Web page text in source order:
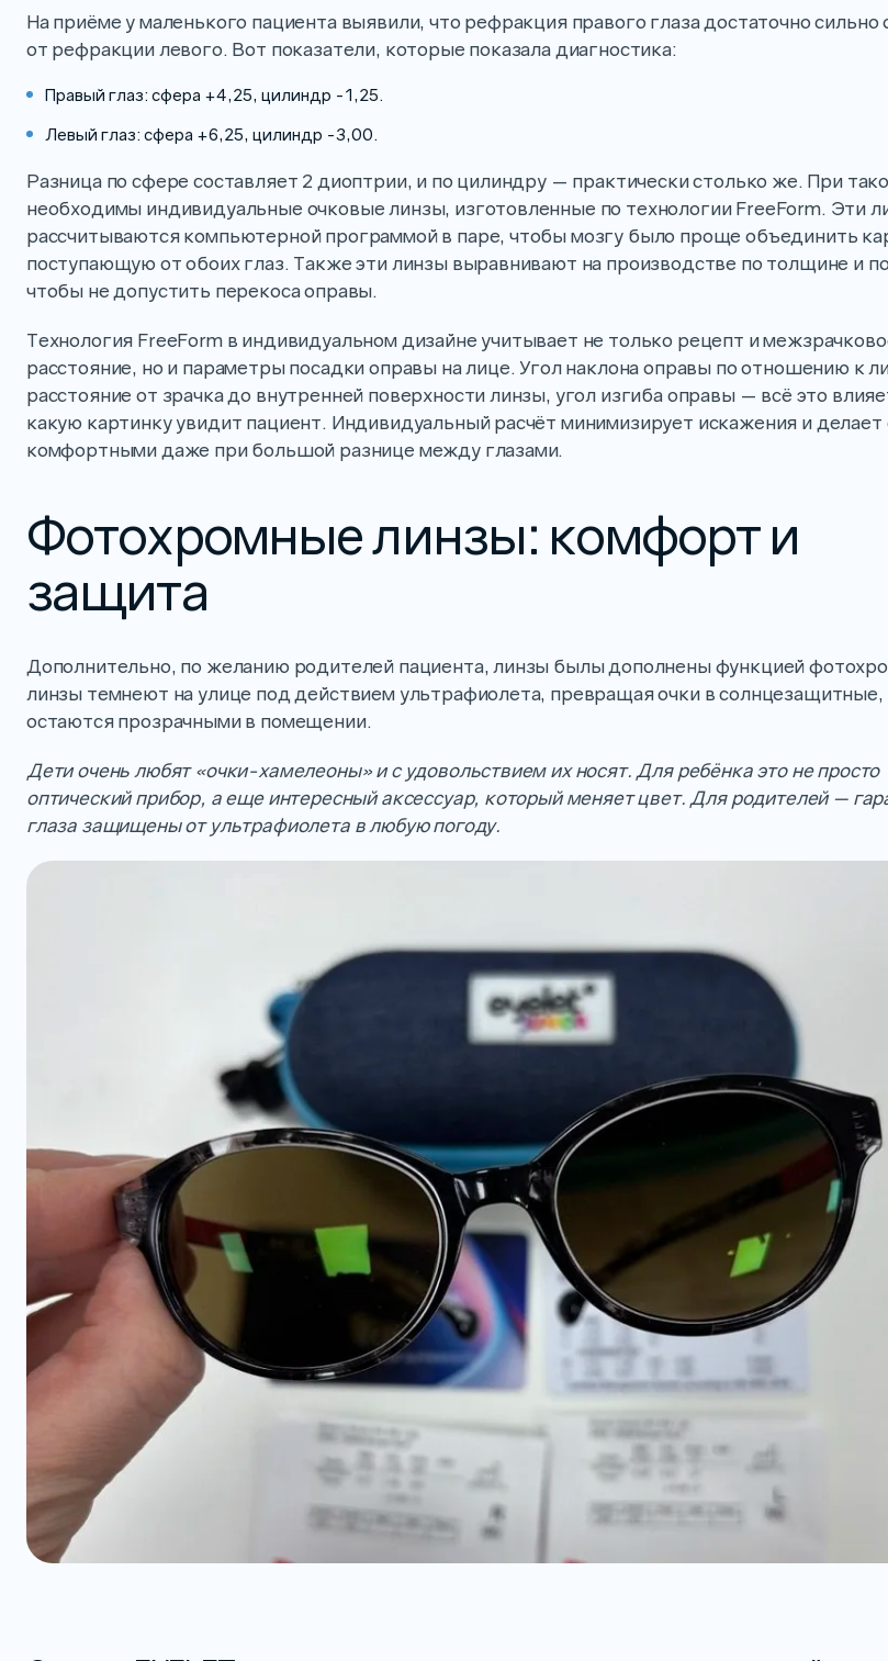
На приёме у маленького пациента выявили, что рефракция правого глаза достаточно сильно
от рефракции левого. Вот показатели, которые показала диагностика:
Правый глаз: сфера +4,25, цилиндр -1,25.
Левый глаз: сфера +6,25, цилиндр -3,00.
Разница по сфере составляет 2 диоптрии, и по цилиндру — практически столько же. При
необходимы индивидуальные очковые линзы, изготовленные по технологии FreeForm. Эти
рассчитываются компьютерной программой в паре, чтобы мозгу было проще объединить
поступающую от обоих глаз. Также эти линзы выравнивают на производстве по толщине и
чтобы не допустить перекоса оправы.
Технология FreeForm в индивидуальном дизайне учитывает не только рецепт и
расстояние, но и параметры посадки оправы на лице. Угол наклона оправы по отношению к
расстояние от зрачка до внутренней поверхности линзы, угол изгиба оправы — всё это
какую картинку увидит пациент. Индивидуальный расчёт минимизирует искажения и делает
комфортными даже при большой разнице между глазами.
Фотохромные линзы: комфорт и
защита
Дополнительно, по желанию родителей пациента, линзы былы дополнены функцией
линзы темнеют на улице под действием ультрафиолета, превращая очки в солнцезащитные,
остаются прозрачными в помещении.
Дети очень любят «очки-хамелеоны» и с удовольствием их носят. Для ребёнка это не просто
оптический прибор, а еще интересный аксессуар, который меняет цвет. Для родителей —
глаза защищены от ультрафиолета в любую погоду.